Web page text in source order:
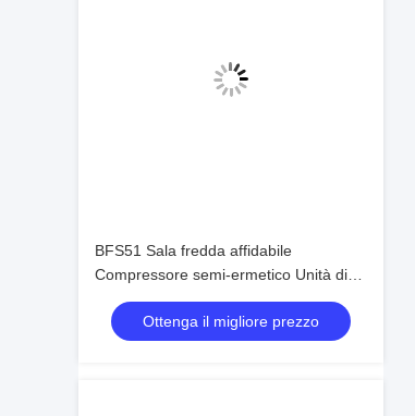
BFS51 Sala fredda affidabile
Compressore semi-ermetico Unità di
condensazione Serbatoio a freddo
Ottenga il migliore prezzo